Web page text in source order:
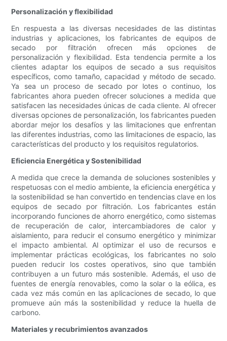
Personalización y flexibilidad
En respuesta a las diversas necesidades de las distintas
industrias y aplicaciones, los fabricantes de equipos de
secado por filtración ofrecen más opciones de
personalización y flexibilidad. Esta tendencia permite a los
clientes adaptar los equipos de secado a sus requisitos
específicos, como tamaño, capacidad y método de secado.
Ya sea un proceso de secado por lotes o continuo, los
fabricantes ahora pueden ofrecer soluciones a medida que
satisfacen las necesidades únicas de cada cliente. Al ofrecer
diversas opciones de personalización, los fabricantes pueden
abordar mejor los desafíos y las limitaciones que enfrentan
las diferentes industrias, como las limitaciones de espacio, las
características del producto y los requisitos regulatorios.
Eficiencia Energética y Sostenibilidad
A medida que crece la demanda de soluciones sostenibles y
respetuosas con el medio ambiente, la eficiencia energética y
la sostenibilidad se han convertido en tendencias clave en los
equipos de secado por filtración. Los fabricantes están
incorporando funciones de ahorro energético, como sistemas
de recuperación de calor, intercambiadores de calor y
aislamiento, para reducir el consumo energético y minimizar
el impacto ambiental. Al optimizar el uso de recursos e
implementar prácticas ecológicas, los fabricantes no solo
pueden reducir los costes operativos, sino que también
contribuyen a un futuro más sostenible. Además, el uso de
fuentes de energía renovables, como la solar o la eólica, es
cada vez más común en las aplicaciones de secado, lo que
promueve aún más la sostenibilidad y reduce la huella de
carbono.
Materiales y recubrimientos avanzados